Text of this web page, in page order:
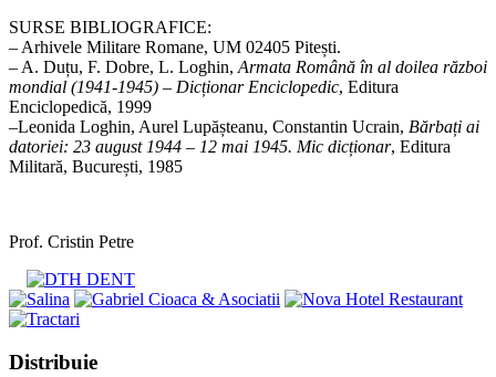
SURSE BIBLIOGRAFICE:
– Arhivele Militare Romane, UM 02405 Pitești.
– A. Duțu, F. Dobre, L. Loghin, Armata Română în al doilea război
mondial (1941-1945) – Dicționar Enciclopedic, Editura
Enciclopedică, 1999
–Leonida Loghin, Aurel Lupășteanu, Constantin Ucrain, Bărbați ai
datoriei: 23 august 1944 – 12 mai 1945. Mic dicționar, Editura
Militară, București, 1985
Prof. Cristin Petre
DistribuieShare